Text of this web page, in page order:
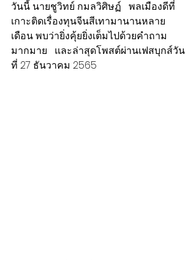
วันนี้ นายชูวิทย์ กมลวิศิษฏ์   พลเมืองดีที่
เกาะติดเรื่องทุนจีนสีเทามานานหลาย
เดือน พบว่ายิ่งคุ้ยยิ่งเต็มไปด้วยคำถาม
มากมาย   และล่าสุดโพสต์ผ่านเฟสบุกส์วัน
ที่ 27 ธันวาคม 2565